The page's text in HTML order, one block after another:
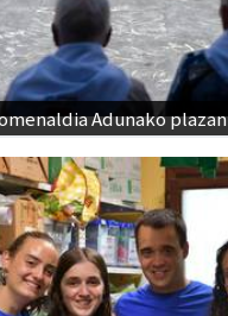
Adunako plazan